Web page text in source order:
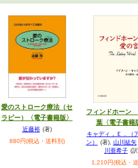
愛のストローク療法（セ
ラピー）〈電子書籍版〉
近藤裕 (著)
880円(税込・送料別)
フィンドホーン
葉〈電子書籍
キャディ，Ｅ．（
ン）
(著), 山川紘矢
川亜希子 (
1,210円(税込・